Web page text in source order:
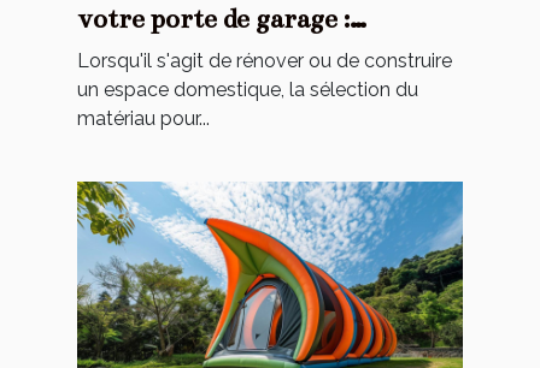
votre porte de garage :
avantages et inconvénients
Lorsqu'il s'agit de rénover ou de construire
un espace domestique, la sélection du
matériau pour...